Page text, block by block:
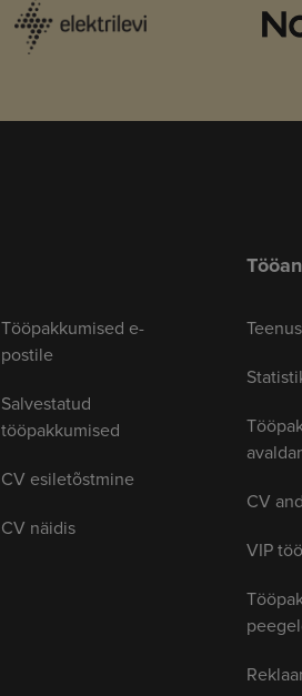
Tööpakkumised e-
postile
Salvestatud
tööpakkumised
CV esiletõstmine
CV näidis
CV
VIP